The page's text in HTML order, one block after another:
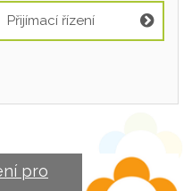
Přijímací řízení
pro